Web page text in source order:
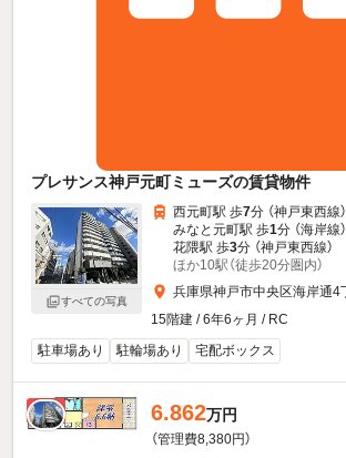
プレサンス神戸元町ミューズの賃貸物件
すべての写真
西元町駅 歩7分 （神戸東西線）
みなと元町駅 歩1分 （海岸線）
花隈駅 歩3分 （神戸東西線）
ほか10駅（徒歩20分圏内）
兵庫県神戸市中央区海岸通4
15階建 / 6年6ヶ月 / RC
駐車場あり
駐輪場あり 宅配ボックス
新着 6.862万円
（管理費8,380円）